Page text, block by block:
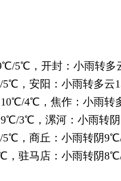
5℃，开封：小雨转
，安阳：小雨转多云
4℃，焦作：小雨转
3℃，漯河：小雨转
，商丘：小雨转阴
驻马店：小雨转阴